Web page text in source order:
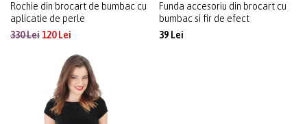
Rochie din brocart de bumbac cu
aplicatie de perle
330 Lei120 Lei
Funda accesoriu din brocart cu
bumbac si fir de efect
39 Lei